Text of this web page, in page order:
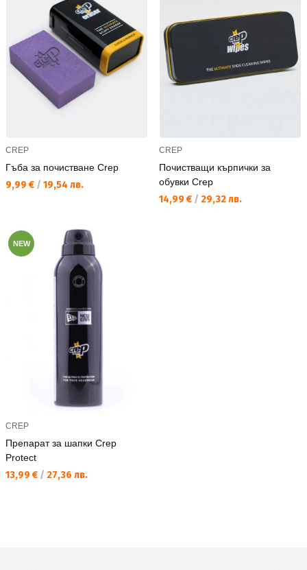
CREP
Гъба за почистване Crep
Текуща цена:
9,99 € / 19,54 лв.
CREP
Почистващи кърпички за
обувки Crep
Текуща цена:
14,99 € / 29,32 лв.
NEW
CREP
Препарат за шапки Crep
Protect
Текуща цена:
13,99 € / 27,36 лв.